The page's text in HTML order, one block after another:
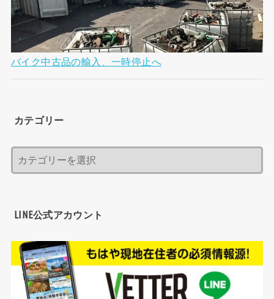
バイク中古品の輸入、一時停止へ
カテゴリー
LINE公式アカウント